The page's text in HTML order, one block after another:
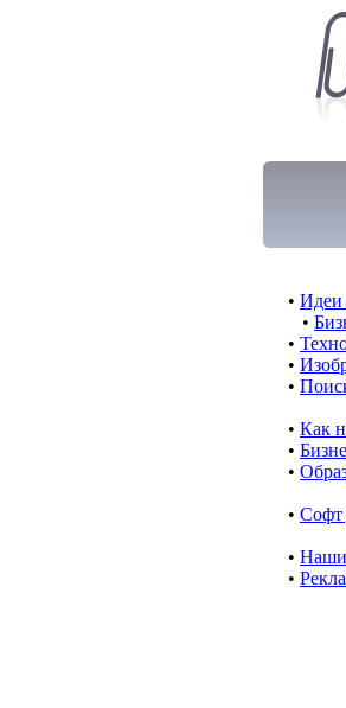
• Идеи
•
•
•
•
• Как
•
•
• Cофт
• Наши
•